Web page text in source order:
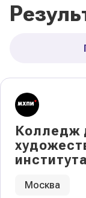
Колледж
института
Москва